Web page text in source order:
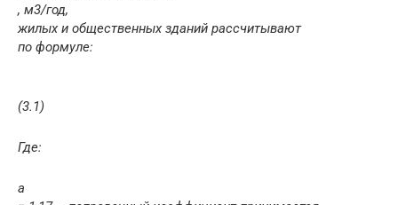
, м3/год,
жилых и общественных зданий рассчитывают
по формуле:
(3.1)
Где:
а